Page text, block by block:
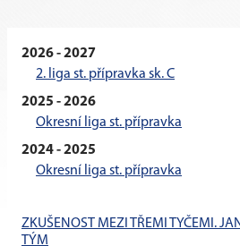
2026 - 2027
2. liga st. přípravka sk. C
2025 - 2026
Okresní liga st. přípravka
2024 - 2025
Okresní liga st. přípravka
ZKUŠENOST MEZI TŘEMI TYČEMI.
TÝM